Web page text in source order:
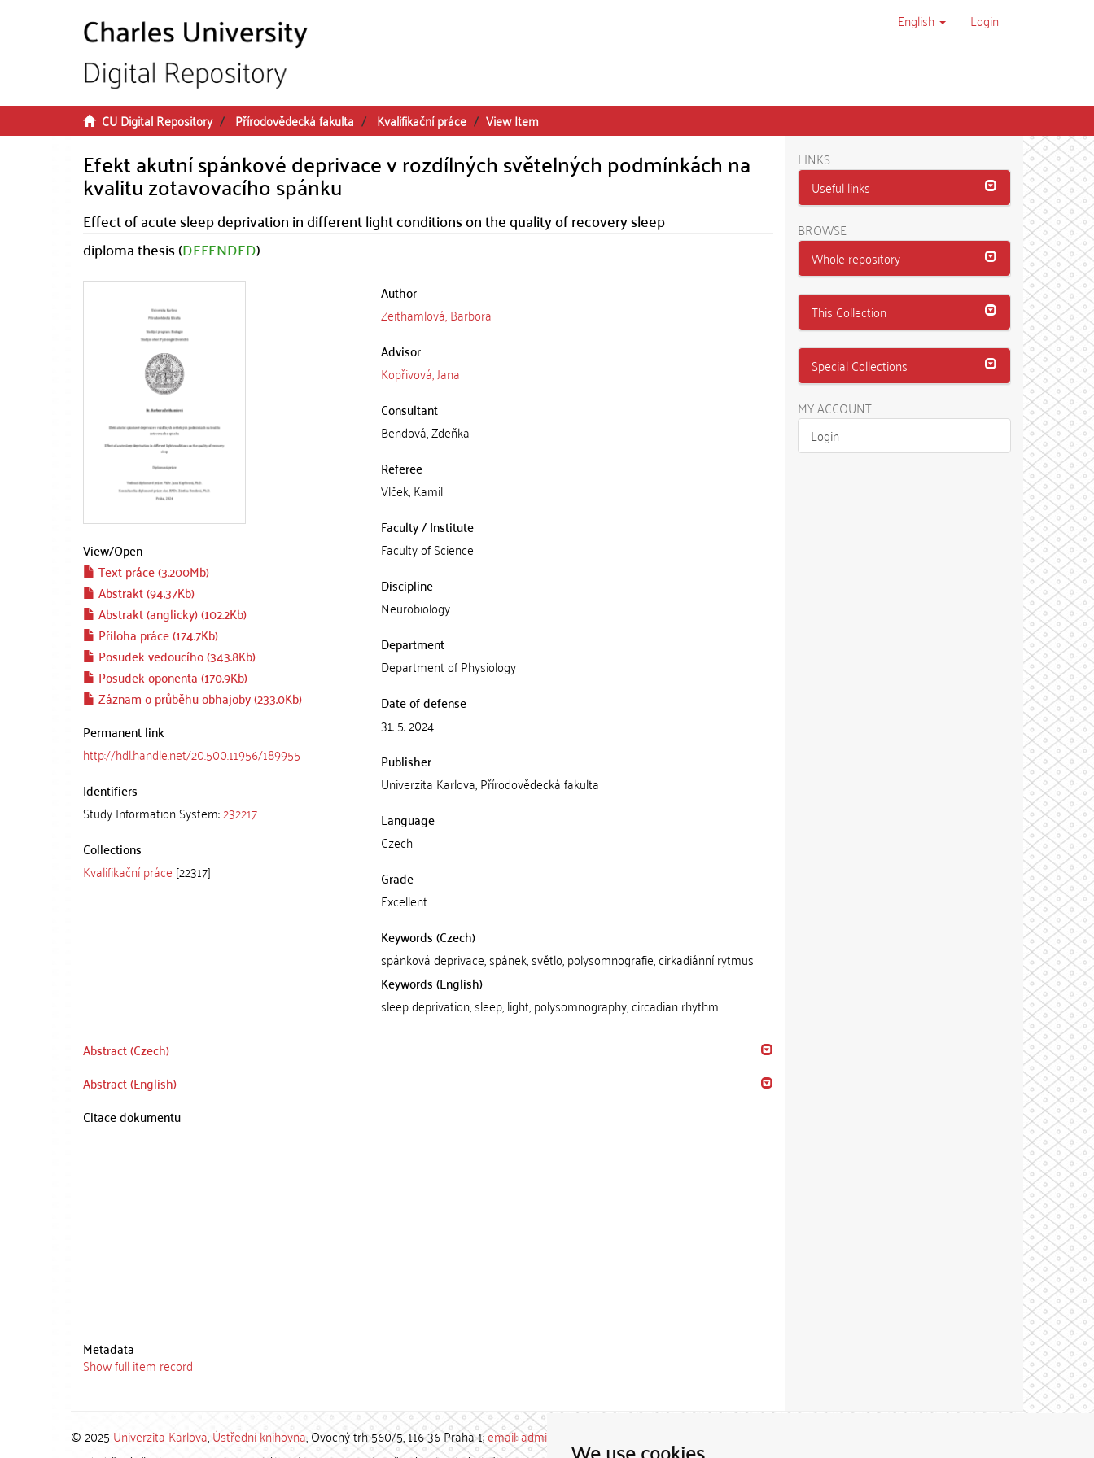
English Login
CU Digital Repository Přírodovědecká fakulta Kvalifikační práce View Item
Efekt akutní spánkové deprivace v rozdílných světelných podmínkách na
kvalitu zotavovacího spánku
Effect of acute sleep deprivation in different light conditions on the quality of recovery sleep
diploma thesis (DEFENDED)
View/Open
Text práce (3.200Mb)
Abstrakt (94.37Kb)
Abstrakt (anglicky) (102.2Kb)
Příloha práce (174.7Kb)
Posudek vedoucího (343.8Kb)
Posudek oponenta (170.9Kb)
Záznam o průběhu obhajoby (233.0Kb)
Permanent link
http://hdl.handle.net/20.500.11956/189955
Identifiers
Study Information System:232217
Collections
Kvalifikační práce [22317]
Author
Zeithamlová, Barbora
Advisor
Kopřivová, Jana
Consultant
Bendová, Zdeňka
Referee
Vlček, Kamil
Faculty / Institute
Faculty of Science
Discipline
Neurobiology
Department
Department of Physiology
Date of defense
31. 5. 2024
Publisher
Univerzita Karlova, Přírodovědecká fakulta
Language
Czech
Grade
Excellent
Keywords (Czech)
spánková deprivace, spánek, světlo, polysomnografie, cirkadiánní rytmus
Keywords (English)
sleep deprivation, sleep, light, polysomnography, circadian rhythm
Abstract (Czech)
Abstract (English)
Citace dokumentu
Metadata
Show full item record
LINKS
Useful links
BROWSE
Whole repository
This Collection
Special Collections
MY ACCOUNT
Login
© 2025 Univerzita Karlova,Ústřední knihovna, Ovocný trh 560/5, 116 36 Praha 1;email: admin-repozitar [at] cuni.cz